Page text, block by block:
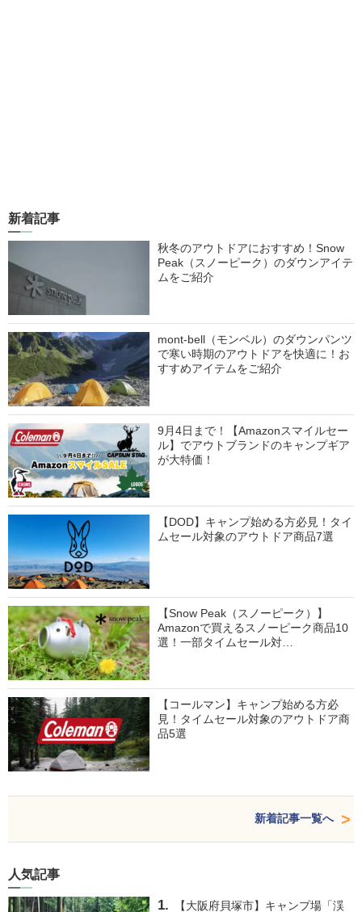
新着記事
秋冬のアウトドアにおすすめ！Snow
Peak（スノーピーク）のダウンアイテ
ムをご紹介
mont-bell（モンベル）のダウンパンツ
で寒い時期のアウトドアを快適に！お
すすめアイテムをご紹介
9月4日まで！【Amazonスマイルセー
ル】でアウトブランドのキャンプギア
が大特価！
【DOD】キャンプ始める方必見！タイ
ムセール対象のアウトドア商品7選
【Snow Peak（スノーピーク）】
Amazonで買えるスノーピーク商品10
選！一部タイムセール対…
【コールマン】キャンプ始める方必
見！タイムセール対象のアウトドア商
品5選
新着記事一覧へ
人気記事
【大阪府貝塚市】キャンプ場「渓